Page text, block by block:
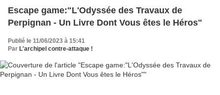
Escape game:"L'Odyssée des Travaux de
Perpignan - Un Livre Dont Vous êtes le Héros"
Publié le 11/06/2023 à 15:41
Par L'archipel contre-attaque !